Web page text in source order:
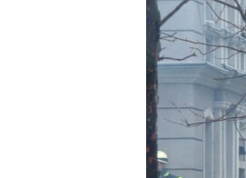
УКРАЇНСЬКА ПРОБЛЕМА КРИМУ